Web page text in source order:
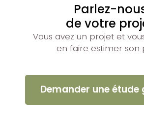
Parlez-
de votre
Vous avez un projet et
en faire estimer son
Demander une